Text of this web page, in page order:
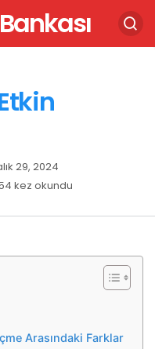
29, 2024
kez okundu
Arasındaki Farklar